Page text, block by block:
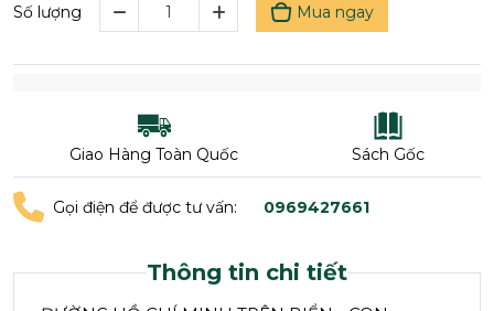
Số lượng Mua ngay
Giao Hàng Toàn Quốc Sách Gốc
Gọi điện để được tư vấn: 0969427661
Thông tin chi tiết